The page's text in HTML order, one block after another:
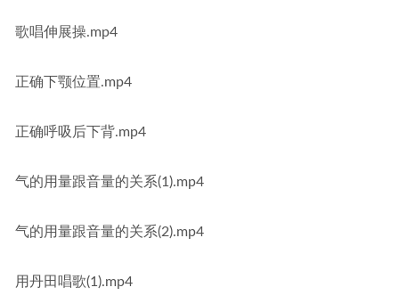
歌唱伸展操.mp4
正确下颚位置.mp4
正确呼吸后下背.mp4
气的用量跟音量的关系(1).mp4
气的用量跟音量的关系(2).mp4
用丹田唱歌(1).mp4